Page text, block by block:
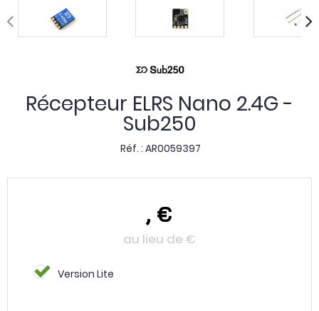
Récepteur ELRS Nano 2.4G -
Sub250
Réf. : AR0059397
, €
au lieu de €
Version Lite